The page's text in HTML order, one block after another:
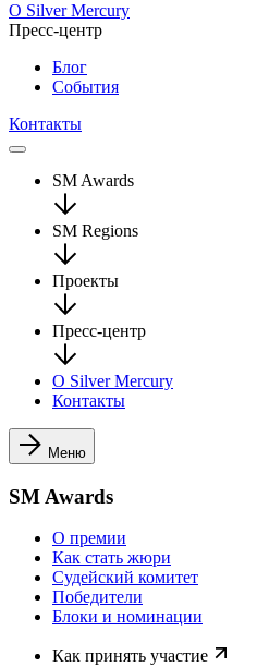
О Silver Mercury
Пресс-центр
Блог
События
Контакты
SM Awards
SM Regions
Проекты
Пресс-центр
О Silver Mercury
Контакты
Меню
SM Awards
О премии
Как стать жюри
Судейский комитет
Победители
Блоки и номинации
Как принять участие